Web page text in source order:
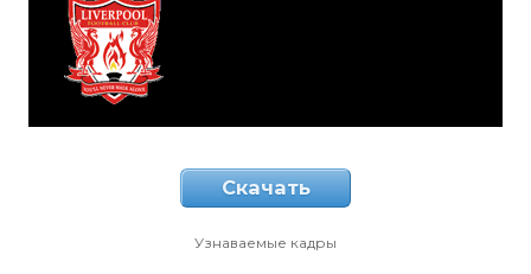
Скачать
Узнаваемые кадры